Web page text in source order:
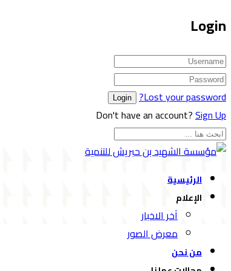
Login
Lost your password?
Don't have an account?Sign Up
الرئيسية
الإعلام
آخر الاخبار
معرض الصور
من نحن